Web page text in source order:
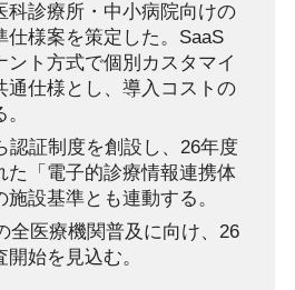
科診療所・中小病院向けの
仕様案を策定した。SaaS
ント方式で個別カスタマイ
通仕様とし、導入コストの
認証制度を創設し、26年度
た「電子的診療情報連携体
設基準とも連動する。
全医療機関普及に向け、26
始を見込む。